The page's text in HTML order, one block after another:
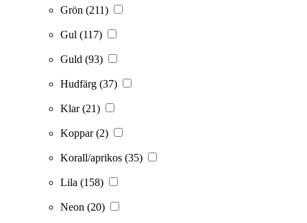
Grön (211)
Gul (117)
Guld (93)
Hudfärg (37)
Klar(21)
Koppar(2)
Korall/aprikos (35)
Lila (158)
Neon (20)